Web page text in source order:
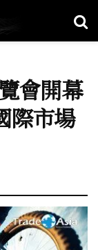
會開幕
際市場